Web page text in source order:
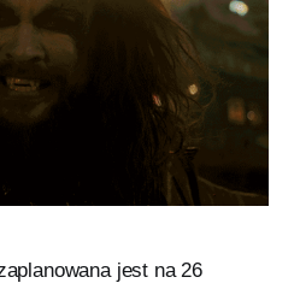
jest na 26